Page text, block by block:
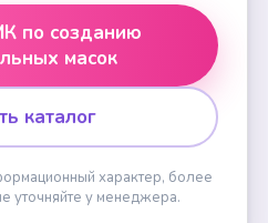
по созданию
масок
каталог
характер, более
уточняйте у менеджера.